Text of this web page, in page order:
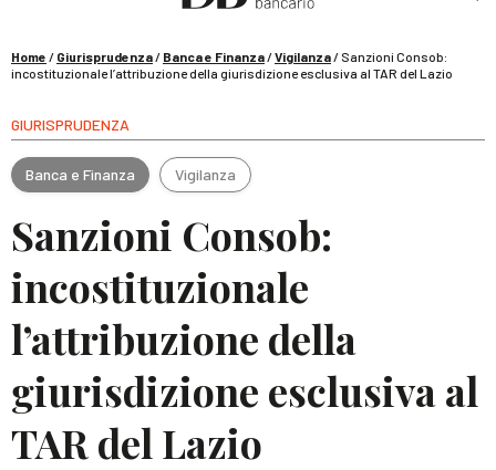
La riforma del sistema sanzionatorio del TUF
Home / Giurisprudenza/ Banca e Finanza/Vigilanza/ Sanzioni Consob:
incostituzionale l’attribuzione della giurisdizione esclusiva al TAR del Lazio
GIURISPRUDENZA
Banca e Finanza Vigilanza
Sanzioni Consob:
incostituzionale
l’attribuzione della
giurisdizione esclusiva al
TAR del Lazio